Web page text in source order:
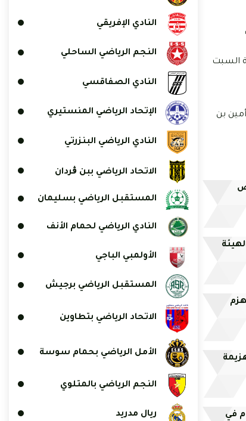
السبت
لزملاء أمين بن
في
النادي الإفريقي
النجم الرياضي الساحلي
النادي الصفاقسي
الإتحاد الرياضي المنستيري
النادي الرياضي البنزرتي
الاتحاد الرياضي ببن ڨردان
المستقبل الرياضي بسليمان
النادي الرياضي لحمام الأنف
الأولمبي الباجي
المستقبل الرياضي برجيش
الاتحاد الرياضي بتطاوين
الأمل الرياضي بحمام سوسة
النجم الرياضي بالمتلوي
ريال مدريد